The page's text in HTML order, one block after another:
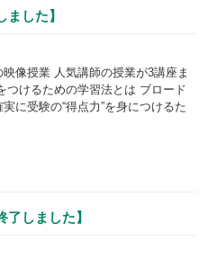
した】
像授業 人気講師の授業が3講座ま
つけるための学習法とは ブロード
に受験の“得点力”を身につけるた
了しました】